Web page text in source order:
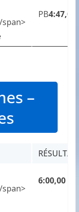
PB4:47,09
–
RÉSULTAT
6:00,00